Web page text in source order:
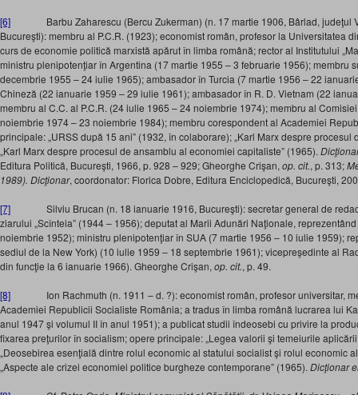
[6] Barbu Zaharescu (Bercu Zukerman) (n. 17 martie 1906, Bârlad, judeţul
Bucureşti): membru al P.C.R. (1923); economist român, profesor la Universitatea
curs de economie politică marxistă apărut în limba română; rector al Institutului
ministru plenipotenţiar în Argentina (17 martie 1955 – 3 februarie 1956); membru
decembrie 1955 – 24 iulie 1965); ambasador în Turcia (7 martie 1956 – 22
Chineză (22 ianuarie 1959 – 29 iulie 1961); ambasador în R. D. Vietnam (22
membru al C.C. al P.C.R. (24 iulie 1965 – 24 noiembrie 1974); membru al
noiembrie 1974 – 23 noiembrie 1984); membru corespondent al Academiei
principale: „URSS după 15 ani” (1932, în colaborare); „Karl Marx despre
„Karl Marx despre procesul de ansamblu al economiei capitaliste” (1965).
Editura Politică, Bucureşti, 1966, p. 928 – 929; Gheorghe Crişan, op. cit., p. 313;
1989). Dicţionar, coordonator: Florica Dobre, Editura Enciclopedică, Bucureşti,
[7] Silviu Brucan (n. 18 ianuarie 1916, Bucureşti): secretar general de
ziarului „Scînteia” (1944 – 1956); deputat al Marii Adunări Naţionale,
noiembrie 1952); ministru plenipotenţiar în SUA (7 martie 1956 – 10 iulie 1959);
sediul de la New York) (10 iulie 1959 – 18 septembrie 1961); vicepreşedinte al
din funcţie la 6 ianuarie 1966). Gheorghe Crişan, op. cit., p. 49.
[8] Ion Rachmuth (n. 1911 – d. ?): economist român, profesor universitar,
Academiei Republicii Socialiste România; a tradus în limba română lucrarea lui
anul 1947 şi volumul II în anul 1951); a publicat studii îndeosebi cu privire la
fixarea preţurilor în socialism; opere principale: „Legea valorii şi temeiurile
„Deosebirea esenţială dintre rolul economic al statului socialist şi rolul economic
„Aspecte ale crizei economiei politice burgheze contemporane” (1965). Dicţionar